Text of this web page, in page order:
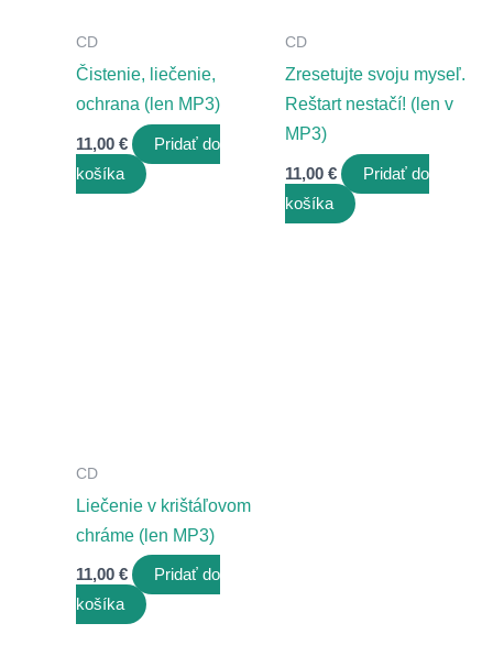
CD
Čistenie, liečenie,
ochrana (len MP3)
11,00€
Pridať do
košíka
CD
Zresetujte svoju myseľ.
Reštart nestačí! (len v
MP3)
11,00 €
Pridať do
košíka
CD
Liečenie v krištáľovom
chráme (len MP3)
11,00€
Pridať do
košíka